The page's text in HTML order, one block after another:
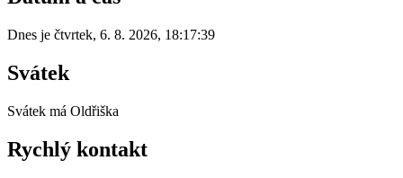
Dnes je čtvrtek, 6. 8. 2026, 18:17:39
Svátek
Svátek má Oldřiška
Rychlý kontakt